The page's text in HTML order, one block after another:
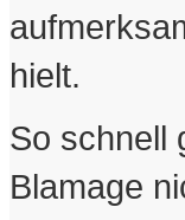
hielt.
So schnell
Blamage